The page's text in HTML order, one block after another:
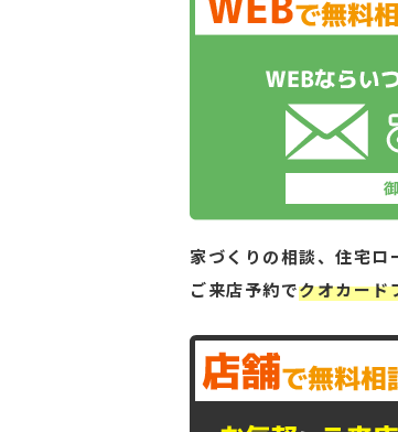
家づくりの相談、住宅
ご来店予約でクオカード